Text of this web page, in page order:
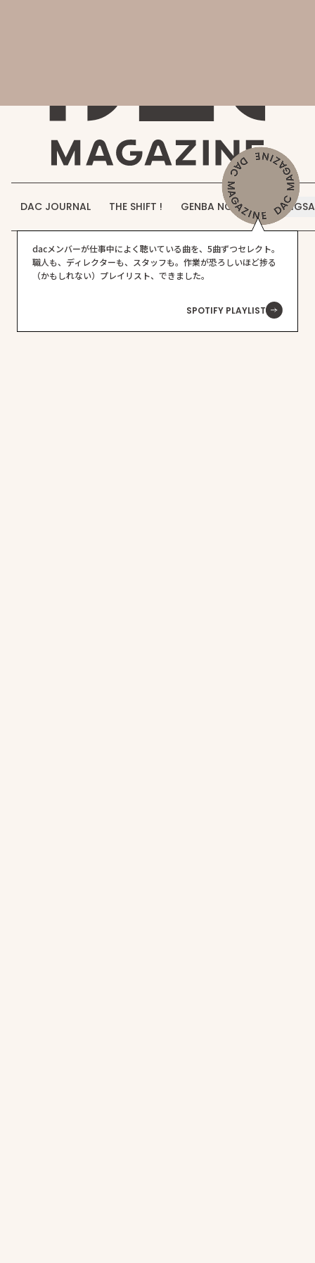
事業紹介
実績紹介
お問い合わせ
DAC JOURNAL
THE SHIFT !
GENBA NO IROHA
DAC JOURNAL THE SHIFT ! GENBA NO IROHA
dacメンバーが仕事中によく聴いている曲を、5曲ずつセレクト。
職人も、ディレクターも、スタッフも。作業が恐ろしいほど捗る
（かもしれない）プレイリスト、できました。
SPOTIFY PLAYLIST
プロジェクト実績 店舗・飲食店
DAC WORKS